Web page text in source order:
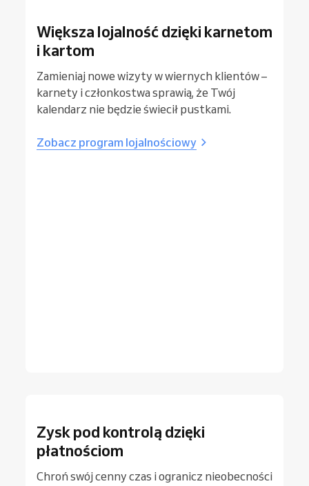
Większa lojalność dzięki karnetom
i kartom
Zamieniaj nowe wizyty w wiernych klientów –
karnety i członkostwa sprawią, że Twój
kalendarz nie będzie świecił pustkami.
Zobacz program lojalnościowy
Zysk pod kontrolą dzięki
płatnościom
Chroń swój cenny czas i ogranicz nieobecności